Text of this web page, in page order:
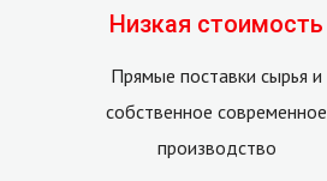
Низкая стоимость
Прямые поставки сырья и
собственное современное
производство